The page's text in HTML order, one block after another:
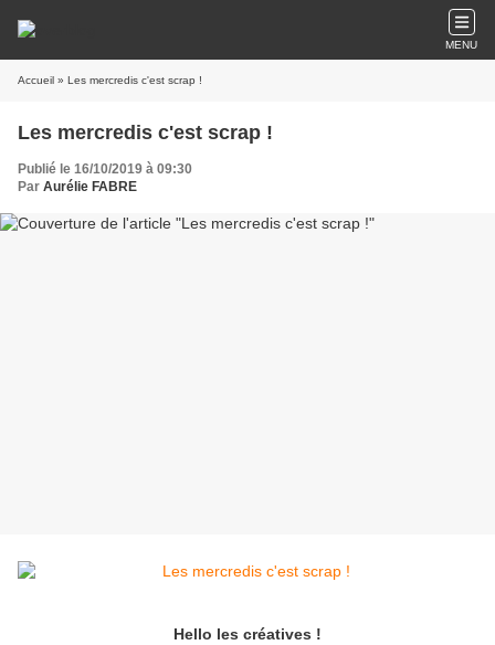
MENU
Accueil » Les mercredis c'est scrap !
Les mercredis c'est scrap !
Publié le 16/10/2019 à 09:30
Par Aurélie FABRE
Hello les créatives !